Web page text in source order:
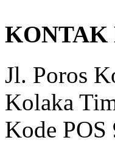
Jl. Poros
Kolaka
Kode POS